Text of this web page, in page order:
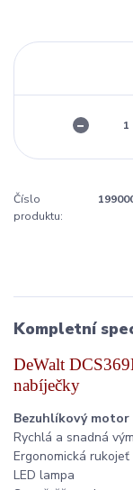
Číslo
produktu:
Kompletní
DeWalt
nabíječky
Bezuhlíkový motor
Rychlá a snadná
Ergonomická
LED lampa